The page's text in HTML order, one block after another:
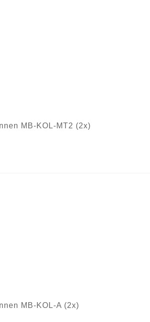
MB-KOL-MT2 (2x)
MB-KOL-A (2x)